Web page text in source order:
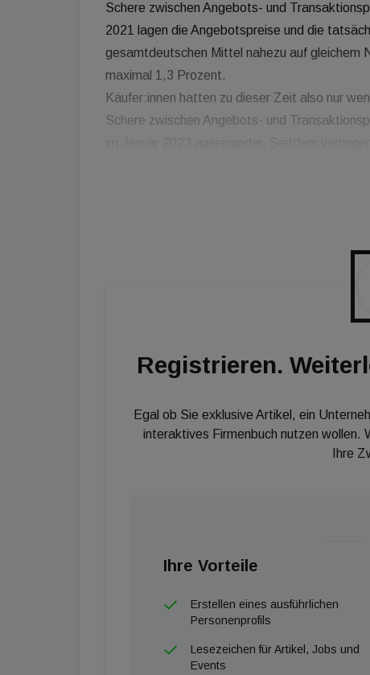
Schere zwischen Angebots- und
2021 lagen die Angebotspreise und die
gesamtdeutschen Mittel nahezu auf gleichem
maximal 1,3 Prozent.
Käufer:innen hatten zu dieser Zeit also nur
Schere zwischen Angebots- und
Preisrückgang eine durchschnittliche
Das entspricht einer jährlichen Bruttorendite
Transaktionspreis zeigt, dass sich verhandeln
sagt Gesa Crockford. “Vor zwei Jahren war
Registrieren.
Egal ob Sie exklusive Artikel, ein
interaktives Firmenbuch nutzen wollen.
Ihre
Ihre Vorteile
Erstellen eines ausführlichen
Personenprofils
Lesezeichen für Artikel, Jobs und
Events